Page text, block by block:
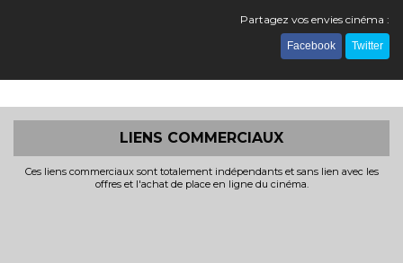
Partagez vos envies cinéma :
Facebook Twitter
LIENS COMMERCIAUX
Ces liens commerciaux sont totalement indépendants et sans lien avec les
offres et l'achat de place en ligne du cinéma.